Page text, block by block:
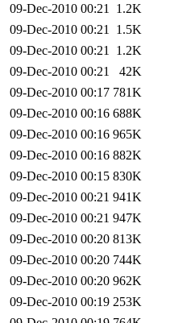
09-Dec-2010 00:21 1.2K
09-Dec-2010 00:21 1.5K
09-Dec-2010 00:21 1.2K
09-Dec-2010 00:21
42K
09-Dec-2010 00:17 781K
09-Dec-2010 00:16 688K
09-Dec-2010 00:16 965K
09-Dec-2010 00:16 882K
09-Dec-2010 00:15 830K
09-Dec-2010 00:21 941K
09-Dec-2010 00:21 947K
09-Dec-2010 00:20 813K
09-Dec-2010 00:20 744K
09-Dec-2010 00:20 962K
09-Dec-2010 00:19 253K